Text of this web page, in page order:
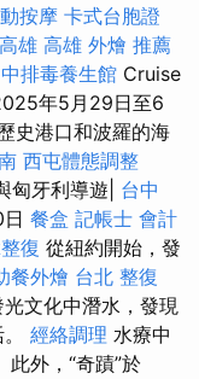
按摩 卡式台胞證
雄 高雄 外燴 推薦
排毒養生館 Cruise
年5月29日至6
史港口和波羅的海
西屯體態調整
匈牙利導遊| 台中
餐盒 記帳士 會計
復 從紐約開始，發
餐外燴 台北 整復
文化中潛水，發現
經絡調理 水療中
外，“奇蹟”於